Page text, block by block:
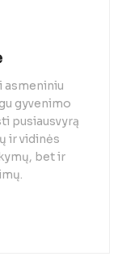
asmeniniu
gyvenimo
pusiausvyrą
ir vidinės
bet ir